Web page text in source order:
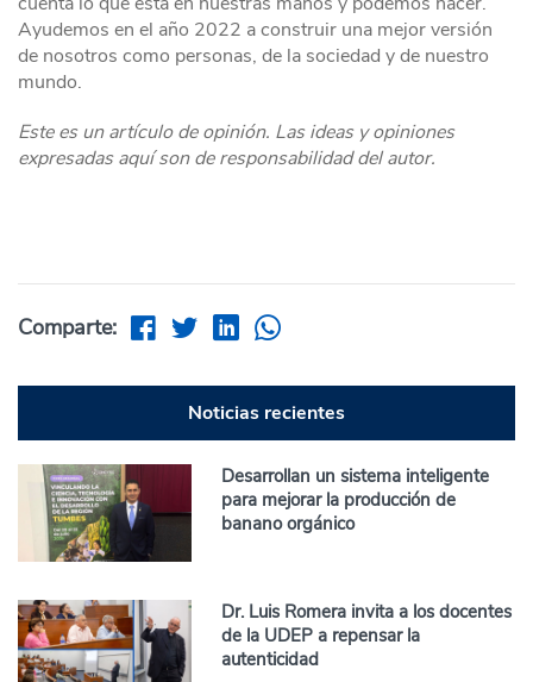
Ayudemos en el año 2022 a construir una mejor versión
de nosotros como personas, de la sociedad y de nuestro
mundo.
Este es un artículo de opinión. Las ideas y opiniones
expresadas aquí son de responsabilidad del autor.
Comparte:
Noticias recientes
Desarrollan un sistema inteligente
para mejorar la producción de
banano orgánico
Dr. Luis Romera invita a los docentes
de la UDEP a repensar la
autenticidad